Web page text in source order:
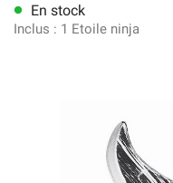
lens En stock
Inclus : 1 Etoile ninja